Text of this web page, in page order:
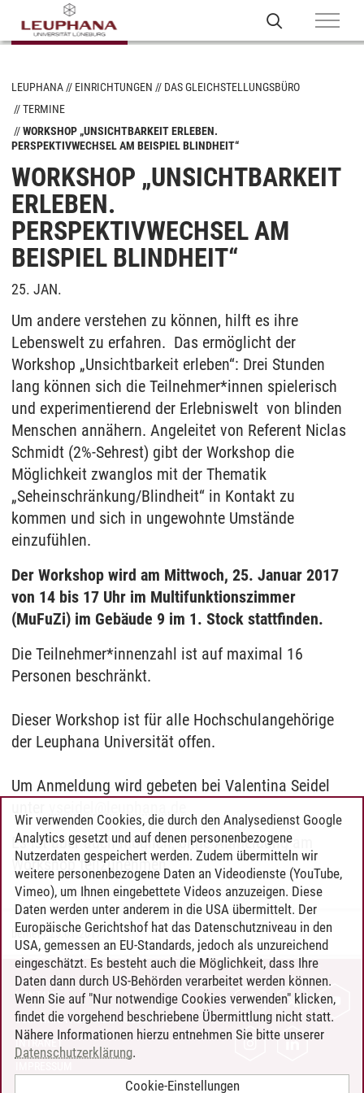
LEUPHANA EINRICHTUNGEN
DAS GLEICHSTELLUNGSBÜRO
TERMINE
WORKSHOP „UNSICHTBARKEIT ERLEBEN.
PERSPEKTIVWECHSEL AM BEISPIEL BLINDHEIT“
WORKSHOP „UNSICHTBARKEIT
ERLEBEN.
PERSPEKTIVWECHSEL AM
BEISPIEL BLINDHEIT“
25. JAN.
Um andere verstehen zu können, hilft es ihre
Lebenswelt zu erfahren. Das ermöglicht der
Workshop „Unsichtbarkeit erleben“: Drei Stunden
lang können sich die Teilnehmer*innen spielerisch
und experimentierend der Erlebniswelt von blinden
Menschen annähern. Angeleitet von Referent Niclas
Schmidt (2%-Sehrest) gibt der Workshop die
Möglichkeit zwanglos mit der Thematik
„Seheinschränkung/Blindheit“ in Kontakt zu
kommen und sich in ungewohnte Umstände
einzufühlen.
Der Workshop wird am Mittwoch, 25. Januar 2017
von 14 bis 17 Uhr im Multifunktionszimmer
(MuFuZi) im Gebäude 9 im 1. Stock stattfinden.
Die Teilnehmer*innenzahl ist auf maximal 16
Personen beschränkt.
Dieser Workshop ist für alle Hochschulangehörige
der Leuphana Universität offen.
Um Anmeldung wird gebeten bei Valentina Seidel
Es ist aber auch möglich, ohne Anmeldung am
Workshop teilzunehmen.
berner/25.01.2017
KONTAKT
LEUPHANA ALS ARBEITGEBER
INTRANET
Wir verwenden Cookies, die durch den Analysedienst Google
Analytics gesetzt und auf denen personenbezogene
Nutzerdaten gespeichert werden. Zudem übermitteln wir
weitere personenbezogene Daten an Videodienste (YouTube,
Vimeo), um Ihnen eingebettete Videos anzuzeigen. Diese
Daten werden unter anderem in die USA übermittelt. Der
Europäische Gerichtshof hat das Datenschutzniveau in den
USA, gemessen an EU-Standards, jedoch als unzureichend
eingeschätzt. Es besteht auch die Möglichkeit, dass Ihre
Daten dann durch US-Behörden verarbeitet werden können.
Wenn Sie auf "Nur notwendige Cookies verwenden" klicken,
findet die vorgehend beschriebene Übermittlung nicht statt.
Nähere Informationen hierzu entnehmen Sie bitte unserer
Datenschutzerklärung.
Cookie-Einstellungen